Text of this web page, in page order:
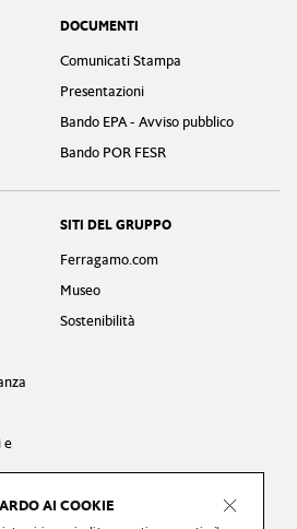
AI COOKIE
DOCUMENTI
Comunicati Stampa
Presentazioni
Bando EPA - Avviso pubblico
Bando POR FESR
e
SITI DEL GRUPPO
Ferragamo.com
Museo
Sostenibilità